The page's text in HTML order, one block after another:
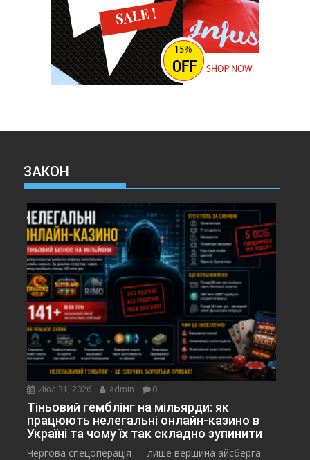
ЗАКОН
Июл 31, 2026 admin 0
Тіньовий гемблінг на мільярди: як
працюють нелегальні онлайн-казино в
Україні та чому їх так складно зупинити
Чергова спецоперація — лише вершина айсберга